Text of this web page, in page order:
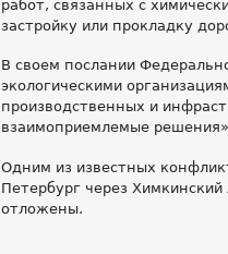
работ, связанных с
застройку или прокладку
В своем послании
экологическими
производственных и
взаимоприемлемые
Одним из известных
Петербург через
отложены.